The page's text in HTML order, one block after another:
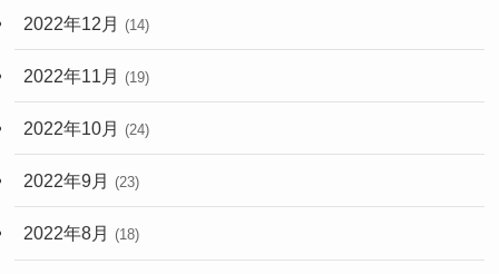
2022年12月 (14)
2022年11月 (19)
2022年10月 (24)
2022年9月 (23)
2022年8月 (18)